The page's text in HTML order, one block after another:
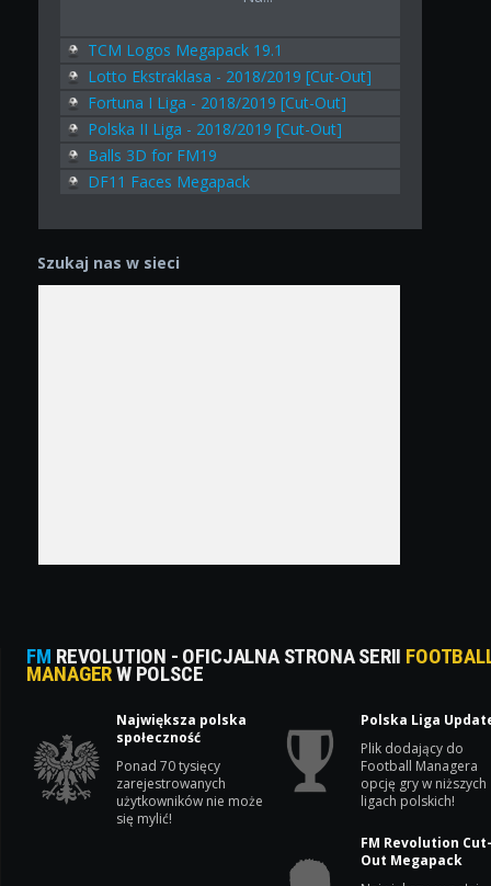
TCM Logos Megapack 19.1
Lotto Ekstraklasa - 2018/2019 [Cut-Out]
Fortuna I Liga - 2018/2019 [Cut-Out]
Polska II Liga - 2018/2019 [Cut-Out]
Balls 3D for FM19
DF11 Faces Megapack
Szukaj nas w sieci
FM REVOLUTION - OFICJALNA STRONA SERII
MANAGERW POLSCE
Największa polska
społeczność
Ponad 70 tysięcy
zarejestrowanych
użytkowników nie może
się mylić!
Polska Liga
Plik dodający do
Football Managera
opcję gry w niższych
ligach polskich!
FM Revolution
Out Megapack